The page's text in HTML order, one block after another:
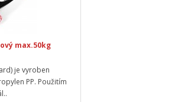
max.50kg
je vyroben
PP. Použitím